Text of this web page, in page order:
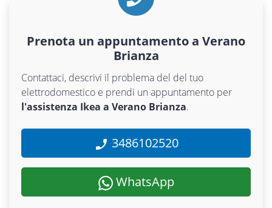
Prenota un appuntamento a Verano
Brianza
Contattaci, descrivi il problema del del tuo
elettrodomestico e prendi un appuntamento per
l'assistenza Ikea a Verano Brianza.
3486102520
WhatsApp